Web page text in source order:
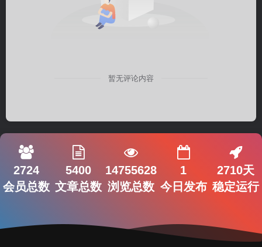
暂无评论内容
2724
会员总数
5400
文章总数
14755628
浏览总数
1
今日发布
2710天
稳定运行